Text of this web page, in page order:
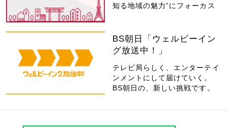
知る地域の魅力”にフォーカス
BS朝日「ウェルビーイン
グ放送中！」
テレビ局らしく、エンターテイ
ンメントにして届けていく。
BS朝日の、新しい挑戦です。